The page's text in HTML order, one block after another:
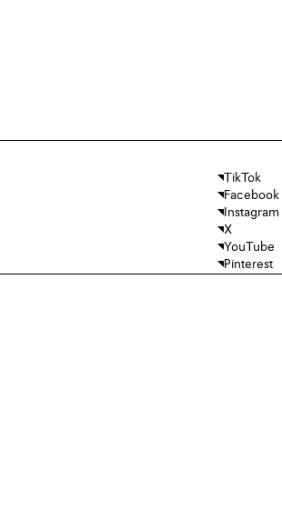
TikTok
Facebook
Instagram
X
YouTube
Pinterest